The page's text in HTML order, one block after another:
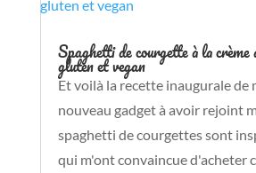
Spaghetti de courgette à la crème
gluten et vegan
Et voilà la recette inaugurale de
nouveau gadget à avoir rejoint
spaghetti de courgettes sont
qui m'ont convaincue d'acheter